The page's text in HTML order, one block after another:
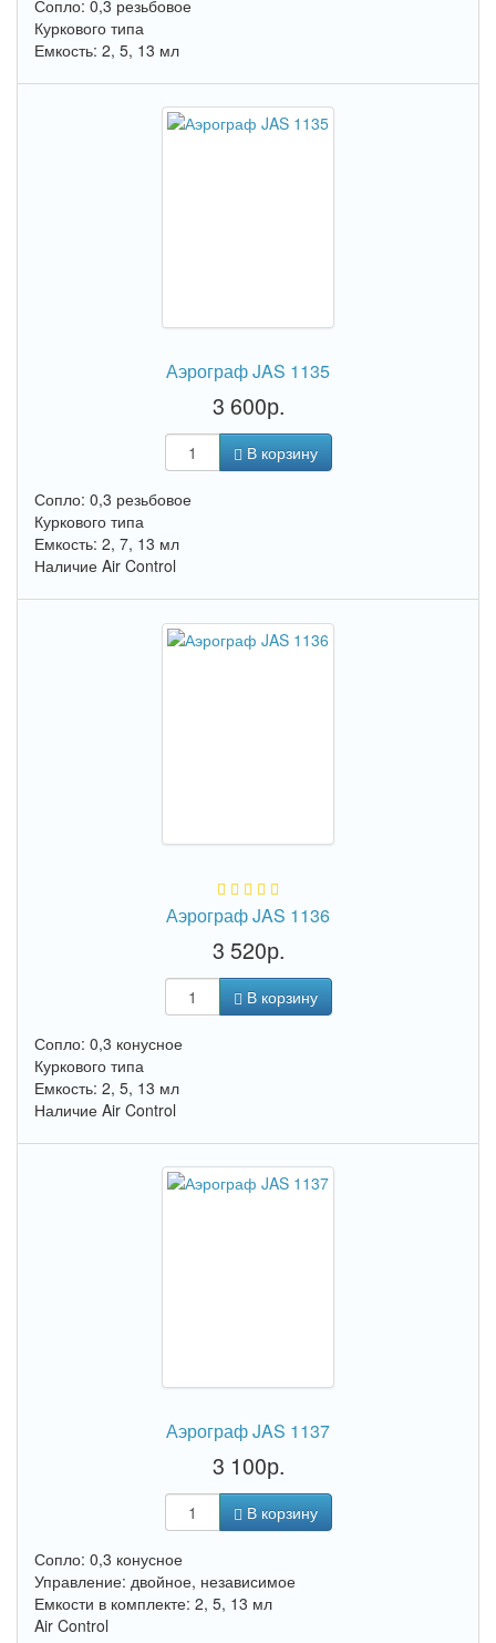
Сопло: 0,3 резьбовое
Куркового типа
Емкость: 2, 5, 13 мл
Аэрограф JAS 1135
3 600р.
В корзину
Сопло: 0,3 резьбовое
Куркового типа
Емкость: 2, 7, 13 мл
Наличие Air Control
Аэрограф JAS 1136
3 520р.
В корзину
Сопло: 0,3 конусное
Куркового типа
Емкость: 2, 5, 13 мл
Наличие Air Control
Аэрограф JAS 1137
3 100р.
В корзину
Сопло: 0,3 конусное
Управление: двойное, независимое
Емкости в комплекте: 2, 5, 13 мл
Air Control